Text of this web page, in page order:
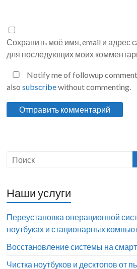
Сохранить моё имя, email и адрес
для последующих моих
Notify me of followup
alsosubscribewithout commenting.
Наши услуги
Переустановка операционной
ноутбуках и стационарных
Восстановление системы на
Чистка ноутбуков и десктопов от